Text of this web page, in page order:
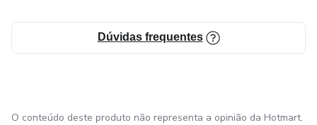
Dúvidas frequentes
O conteúdo deste produto não representa a opinião da Hotmart.